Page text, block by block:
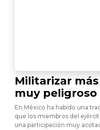
Militarizar
muy peligroso
En México ha habido una
que los miembros del
una participación muy